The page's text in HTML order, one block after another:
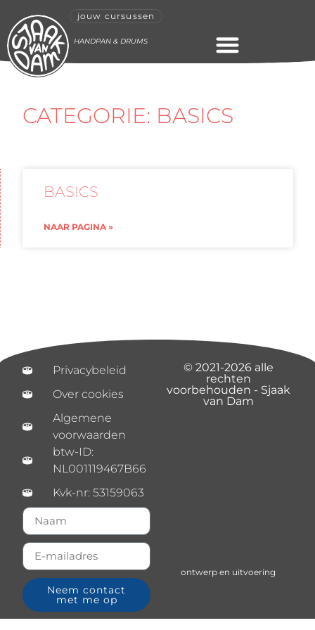
jouw cursussen
HANDPAN & DRUMS
CATEGORIE: BASICS
BASICS
NAAR PAGINA »
Privacybeleid
Over cookies
Algemene
voorwaarden
btw-ID:
NL001119467B66
Kvk-nr: 53159063
Neem contact
met me op
© 2021-2026 alle
rechten
voorbehouden - Sjaak
van Dam
ontwerp en uitvoering